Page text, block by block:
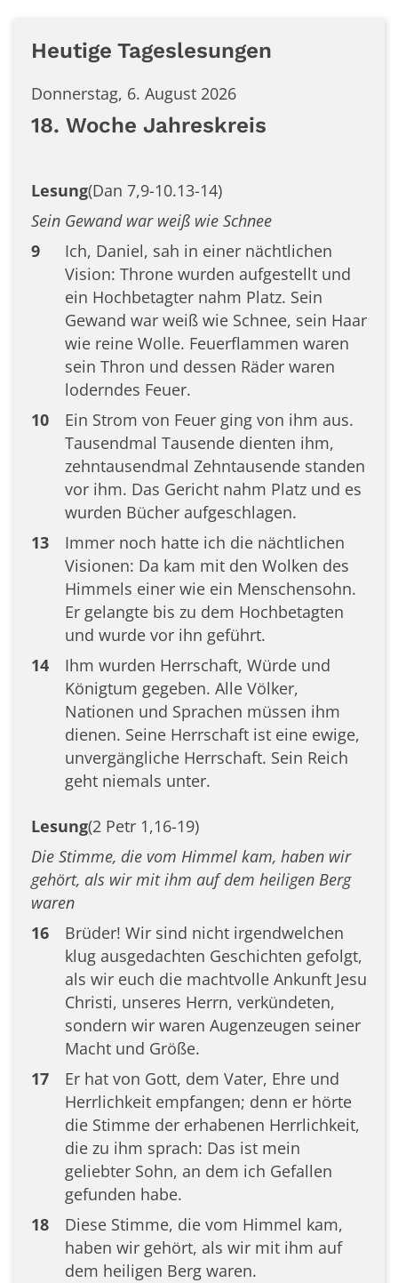
Heutige Tageslesungen
Donnerstag, 6. August 2026
18. Woche Jahreskreis
Lesung(Dan 7,9-10.13-14)
Sein Gewand war weiß wie Schnee
9
Ich, Daniel, sah in einer nächtlichen
Vision: Throne wurden aufgestellt und
ein Hochbetagter nahm Platz. Sein
Gewand war weiß wie Schnee, sein Haar
wie reine Wolle. Feuerflammen waren
sein Thron und dessen Räder waren
loderndes Feuer.
10
Ein Strom von Feuer ging von ihm aus.
Tausendmal Tausende dienten ihm,
zehntausendmal Zehntausende standen
vor ihm. Das Gericht nahm Platz und es
wurden Bücher aufgeschlagen.
13
Immer noch hatte ich die nächtlichen
Visionen: Da kam mit den Wolken des
Himmels einer wie ein Menschensohn.
Er gelangte bis zu dem Hochbetagten
und wurde vor ihn geführt.
14
Ihm wurden Herrschaft, Würde und
Königtum gegeben. Alle Völker,
Nationen und Sprachen müssen ihm
dienen. Seine Herrschaft ist eine ewige,
unvergängliche Herrschaft. Sein Reich
geht niemals unter.
Lesung(2 Petr 1,16-19)
Die Stimme, die vom Himmel kam, haben wir
gehört, als wir mit ihm auf dem heiligen Berg
waren
16
Brüder! Wir sind nicht irgendwelchen
klug ausgedachten Geschichten gefolgt,
als wir euch die machtvolle Ankunft Jesu
Christi, unseres Herrn, verkündeten,
sondern wir waren Augenzeugen seiner
Macht und Größe.
17
Er hat von Gott, dem Vater, Ehre und
Herrlichkeit empfangen; denn er hörte
die Stimme der erhabenen Herrlichkeit,
die zu ihm sprach: Das ist mein
geliebter Sohn, an dem ich Gefallen
gefunden habe.
18
Diese Stimme, die vom Himmel kam,
haben wir gehört, als wir mit ihm auf
dem heiligen Berg waren.